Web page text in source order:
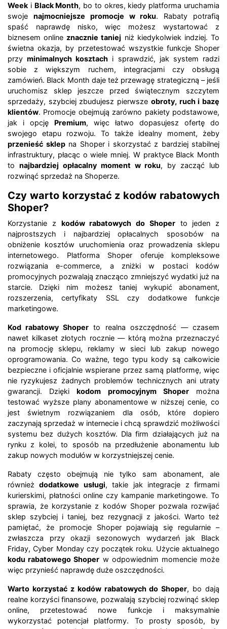
Week i Black Month, bo to okres, kiedy platforma uruchamia
swoje najmocniejsze promocje w roku. Rabaty potrafią
spaść naprawdę nisko, więc możesz wystartować z
biznesem online znacznie taniej niż kiedykolwiek indziej. To
świetna okazja, by przetestować wszystkie funkcje Shoper
przyminimalnych kosztach i sprawdzić, jak system radzi
sobie z większym ruchem, integracjami czy obsługą
zamówień. Black Month daje też przewagę strategiczną – jeśli
uruchomisz sklep jeszcze przed świątecznym szczytem
sprzedaży, szybciej zbudujesz pierwsze obroty, ruch i bazę
klientów. Promocje obejmują zarówno pakiety podstawowe,
jak i opcję Premium, więc łatwo dopasujesz ofertę do
swojego etapu rozwoju. To także idealny moment, żeby
przenieść sklepna Shoper i skorzystać z bardziej stabilnej
infrastruktury, płacąc o wiele mniej. W praktyce Black Month
to najbardziej opłacalny moment w roku, by zacząć lub
rozwinąć sprzedaż na Shoperze.
Czy warto korzystać z kodów rabatowych
Shoper?
Korzystanie z kodów rabatowych do Shoperto jeden z
najprostszych i najbardziej opłacalnych sposobów na
obniżenie kosztów uruchomienia oraz prowadzenia sklepu
internetowego. Platforma Shoper oferuje kompleksowe
rozwiązania e-commerce, a zniżki w postaci kodów
promocyjnych pozwalają znacząco zmniejszyć wydatki już na
starcie. Dzięki nim możesz taniej wykupić abonament,
rozszerzenia, certyfikaty SSL czy dodatkowe funkcje
marketingowe.
Kod rabatowy Shoper to realna oszczędność — czasem
nawet kilkaset złotych rocznie — którą można przeznaczyć
na promocję sklepu, reklamy w sieci lub zakup nowego
oprogramowania. Co ważne, tego typu kody są całkowicie
bezpieczne i oficjalnie wspierane przez samą platformę, więc
nie ryzykujesz żadnych problemów technicznych ani utraty
gwarancji. Dziękikodom promocyjnym Shopermożna
testować wyższe plany abonamentowe w niższej cenie, co
jest świetnym rozwiązaniem dla osób, które dopiero
zaczynają sprzedaż w internecie i chcą sprawdzić możliwości
systemu bez dużych kosztów. Dla firm działających już na
rynku z kolei, to sposób na przedłużenie abonamentu lub
zakup nowych modułów w korzystniejszej cenie.
Rabaty często obejmują nie tylko sam abonament, ale
równieżdodatkowe usługi, takie jak integracje z firmami
kurierskimi, płatności online czy kampanie marketingowe. To
sprawia, że korzystanie z kodów Shoper pozwala rozwijać
sklep szybciej i taniej, bez rezygnacji z jakości. Warto też
pamiętać, że promocje Shoper pojawiają się regularnie –
zwłaszcza przy okazji sezonowych wydarzeń jak Black
Friday, Cyber Monday czy początek roku. Użycie aktualnego
kodu rabatowego Shoper w odpowiednim momencie może
więc przynieść naprawdę duże oszczędności.
Warto korzystać z kodów rabatowych do Shoper, bo dają
realne korzyści finansowe, pozwalają szybciej rozwinąć sklep
online, przetestować nowe funkcje i maksymalnie
wykorzystać potencjał platformy. To prosty sposób, by